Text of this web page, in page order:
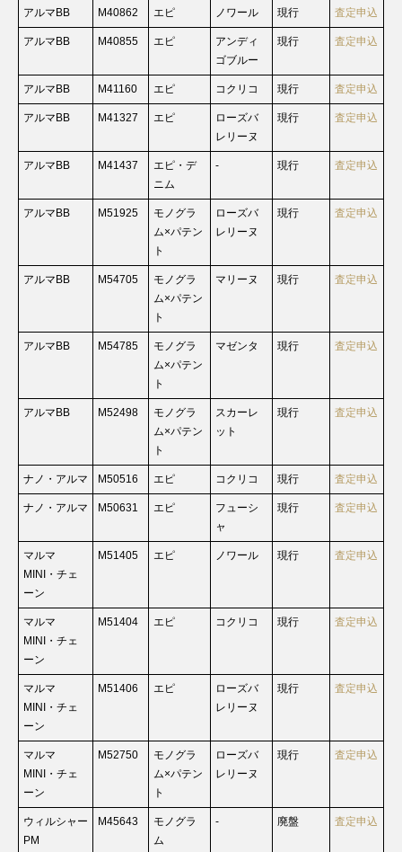
アルマBB M40862 エピ ノワール 現行 査定申込
アルマBB M40855 エピ
アンディ
ゴブルー
現行 査定申込
アルマBB M41160 エピ コクリコ 現行 査定申込
アルマBB M41327 エピ
ローズバ
レリーヌ
現行 査定申込
アルマBB M41437
エピ・デ
ニム
- 現行 査定申込
アルマBB M51925
モノグラ
ム×パテン
ト
ローズバ
レリーヌ
現行 査定申込
アルマBB M54705
モノグラ
ム×パテン
ト
マリーヌ 現行 査定申込
アルマBB M54785
モノグラ
ム×パテン
ト
マゼンタ 現行 査定申込
アルマBB M52498
モノグラ
ム×パテン
ト
スカーレ
ット
現行 査定申込
ナノ・アルマ M50516 エピ コクリコ 現行 査定申込
ナノ・アルマ M50631 エピ
フューシ
ャ
現行 査定申込
マルマ
MINI・チェ
ーン
M51405 エピ ノワール 現行 査定申込
マルマ
MINI・チェ
ーン
M51404 エピ コクリコ 現行 査定申込
マルマ
MINI・チェ
ーン
M51406 エピ
ローズバ
レリーヌ
現行 査定申込
マルマ
MINI・チェ
ーン
M52750
モノグラ
ム×パテン
ト
ローズバ
レリーヌ
現行 査定申込
ウィルシャー
PM
M45643
モノグラ
ム
- 廃盤 査定申込